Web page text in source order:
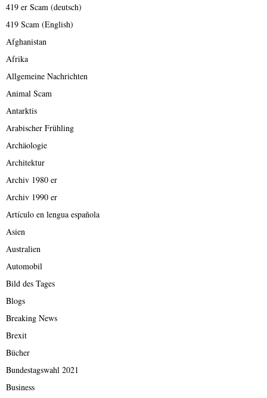
419 er Scam (deutsch)
419 Scam (English)
Afghanistan
Afrika
Allgemeine Nachrichten
Animal Scam
Antarktis
Arabischer Frühling
Archäologie
Architektur
Archiv 1980 er
Archiv 1990 er
Artículo en lengua española
Asien
Australien
Automobil
Bild des Tages
Blogs
Breaking News
Brexit
Bücher
Bundestagswahl 2021
Business